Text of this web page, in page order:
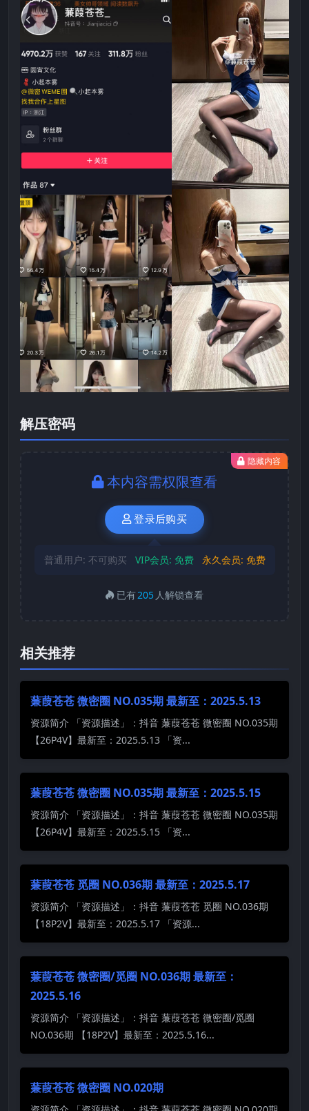
解压密码
隐藏内容
本内容需权限查看
登录后购买
普通用户: 不可购买 VIP会员: 免费 永久会员: 免费
已有205 人解锁查看
相关推荐
蒹葭苍苍 微密圈 NO.035期 最新至：2025.5.13
资源简介 「资源描述」：抖音 蒹葭苍苍 微密圈 NO.035期
【26P4V】最新至：2025.5.13 「资...
蒹葭苍苍 微密圈 NO.035期 最新至：2025.5.15
资源简介 「资源描述」：抖音 蒹葭苍苍 微密圈 NO.035期
【26P4V】最新至：2025.5.15 「资...
蒹葭苍苍 觅圈 NO.036期 最新至：2025.5.17
资源简介 「资源描述」：抖音 蒹葭苍苍 觅圈 NO.036期
【18P2V】最新至：2025.5.17 「资源...
蒹葭苍苍 微密圈/觅圈 NO.036期 最新至：
2025.5.16
资源简介 「资源描述」：抖音 蒹葭苍苍 微密圈/觅圈
NO.036期 【18P2V】最新至：2025.5.16...
蒹葭苍苍 微密圈 NO.020期